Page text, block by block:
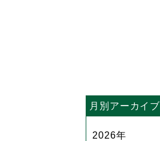
月別アーカイブ
2026年